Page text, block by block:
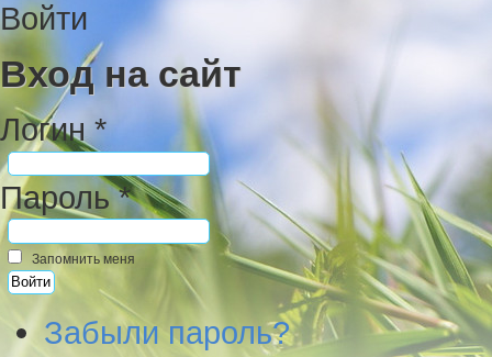
Войти
Вход на сайт
Логин *
Пароль *
Запомнить меня
Забыли пароль?